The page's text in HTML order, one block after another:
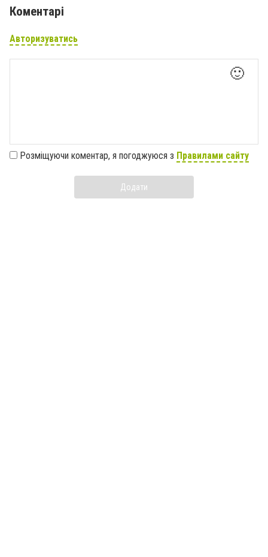
Коментарі
Авторизуватись
🙂
Розміщуючи коментар, я погоджуюся з Правилами сайту
Додати